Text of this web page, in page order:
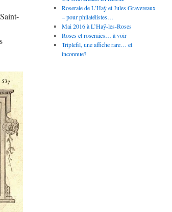
Roseraie de L’Haÿ et Jules Gravereaux
– pour philatélistes…
Mai 2016 à L’Haÿ-les-Roses
Roses et roseraies… à voir
Triplefil, une affiche rare… et
inconnue?